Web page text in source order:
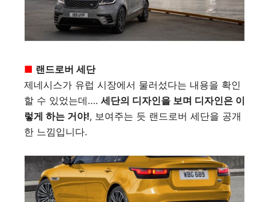
■ 랜드로버 세단
제네시스가 유럽 시장에서 물러섰다는 내용을 확인
할 수 있었는데…. 세단의 디자인을 보며 디자인은 이
렇게 하는 거야!, 보여주는 듯 랜드로버 세단을 공개
한 느낌입니다.